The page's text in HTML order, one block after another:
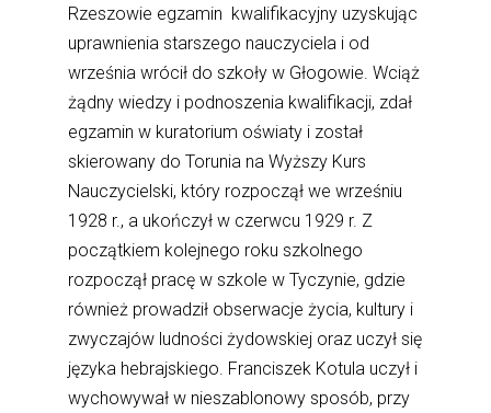
Rzeszowie egzamin kwalifikacyjny uzyskując
uprawnienia starszego nauczyciela i od
września wrócił do szkoły w Głogowie. Wciąż
żądny wiedzy i podnoszenia kwalifikacji, zdał
egzamin w kuratorium oświaty i został
skierowany do Torunia na Wyższy Kurs
Nauczycielski, który rozpoczął we wrześniu
1928 r., a ukończył w czerwcu 1929 r. Z
początkiem kolejnego roku szkolnego
rozpoczął pracę w szkole w Tyczynie, gdzie
również prowadził obserwacje życia, kultury i
zwyczajów ludności żydowskiej oraz uczył się
języka hebrajskiego. Franciszek Kotula uczył i
wychowywał w nieszablonowy sposób, przy